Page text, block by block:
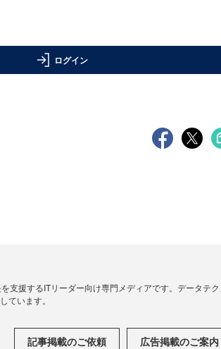
ログイン
支援するITリーダー向け専門メディアです。データテク
ています。
記事掲載のご依頼 広告掲載のご案内